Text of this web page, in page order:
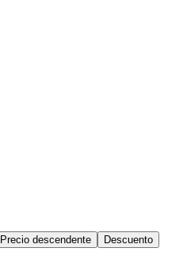
Precio descendente Descuento